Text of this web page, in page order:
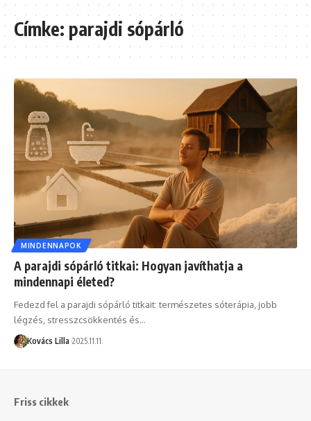
Címke:parajdi sópárló
MINDENNAPOK
A parajdi sópárló titkai: Hogyan javíthatja a
mindennapi életed?
Fedezd fel a parajdi sópárló titkait: természetes sóterápia, jobb
légzés, stresszcsökkentés és…
Kovács Lilla 2025.11.11.
Friss cikkek